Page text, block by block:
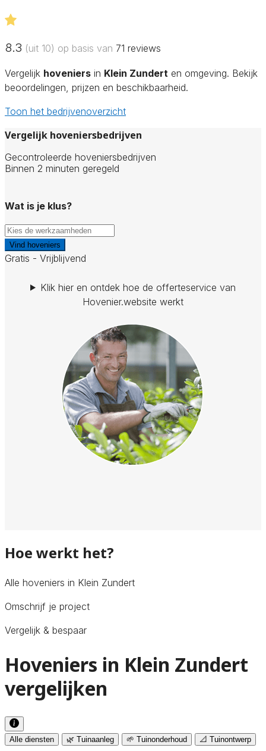
8.3 (uit 10) op basis van 71 reviews
Vergelijk hoveniers in Klein Zundert en omgeving. Bekijk
beoordelingen, prijzen en beschikbaarheid.
Toon het bedrijvenoverzicht
Vergelijk hoveniersbedrijven
Gecontroleerde hoveniersbedrijven
Binnen 2 minuten geregeld
Wat is je klus?
Vind hoveniers
Gratis - Vrijblijvend
Klik hier en ontdek hoe de offerteservice van
Hovenier.website werkt
Hoe werkt het?
Alle hoveniers in Klein Zundert
Omschrijf je project
Vergelijk & bespaar
Hoveniers in Klein Zundert
vergelijken
Alle diensten 🌿 Tuinaanleg 🌱 Tuinonderhoud 📐 Tuinontwerp